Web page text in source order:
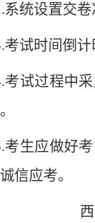
系统设置交
考试时间倒计
考试过程中
考生应做好
信应考。